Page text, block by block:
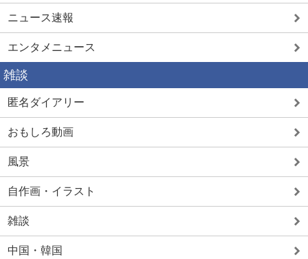
ニュース速報
エンタメニュース
雑談
匿名ダイアリー
おもしろ動画
風景
自作画・イラスト
雑談
中国・韓国